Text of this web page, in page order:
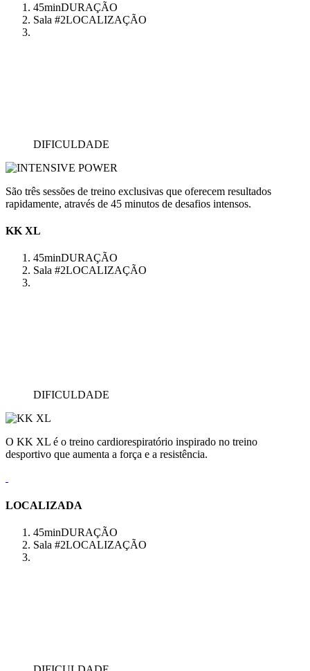
45minDURAÇÃO
Sala #2LOCALIZAÇÃO
DIFICULDADE
São três sessões de treino exclusivas que oferecem resultados
rapidamente, através de 45 minutos de desafios intensos.
KK XL
45minDURAÇÃO
Sala #2LOCALIZAÇÃO
DIFICULDADE
O KK XL é o treino cardiorespiratório inspirado no treino
desportivo que aumenta a força e a resistência.
LOCALIZADA
45minDURAÇÃO
Sala #2LOCALIZAÇÃO